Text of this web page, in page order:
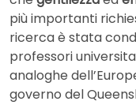
più importanti
ricerca è stata
professori
analoghe
governo del